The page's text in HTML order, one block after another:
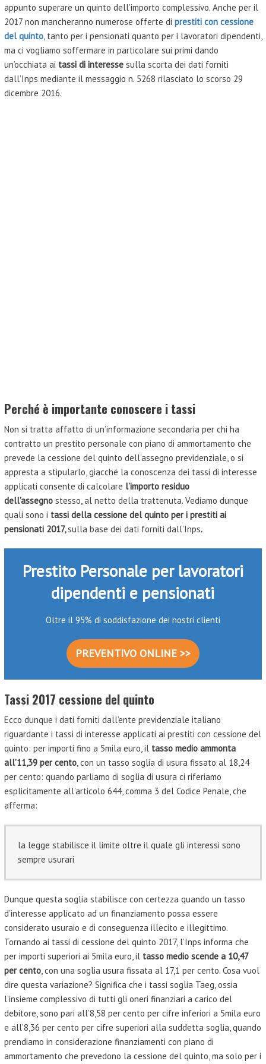
appunto superare un quinto dell’importo complessivo. Anche per il
2017 non mancheranno numerose offerte di prestiti con cessione
del quinto, tanto per i pensionati quanto per i lavoratori dipendenti,
ma ci vogliamo soffermare in particolare sui primi dando
un’occhiata ai tassi di interessesulla scorta dei dati forniti
dall’Inps mediante il messaggio n. 5268 rilasciato lo scorso 29
dicembre 2016.
Perché è importante conoscere i tassi
Non si tratta affatto di un’informazione secondaria per chi ha
contratto un prestito personale con piano di ammortamento che
prevede la cessione del quinto dell’assegno previdenziale, o si
appresta a stipularlo, giacché la conoscenza dei tassi di interesse
applicati consente di calcolare l’importo residuo
dell’assegnostesso, al netto della trattenuta. Vediamo dunque
quali sono i tassi della cessione del quinto per i prestiti ai
pensionati 2017,sulla base dei dati forniti dall’Inps.
Prestito Personale per lavoratori
dipendenti e pensionati
Oltre il 95% di soddisfazione dei nostri clienti
PREVENTIVO ONLINE >>
Tassi 2017 cessione del quinto
Ecco dunque i dati forniti dall’ente previdenziale italiano
riguardante i tassi di interesse applicati ai prestiti con cessione del
quinto: per importi fino a 5mila euro, il tasso medio ammonta
all’11,39 per cento, con un tasso soglia di usura fissato al 18,24
per cento: quando parliamo di soglia di usura ci riferiamo
esplicitamente all’articolo 644, comma 3 del Codice Penale, che
afferma:
la legge stabilisce il limite oltre il quale gli interessi sono
sempre usurari
Dunque questa soglia stabilisce con certezza quando un tasso
d’interesse applicato ad un finanziamento possa essere
considerato usuraio e di conseguenza illecito e illegittimo.
Tornando ai tassi di cessione del quinto 2017, l’Inps informa che
per importi superiori ai 5mila euro, il tasso medio scende a 10,47
per cento, con una soglia usura fissata al 17,1 per cento. Cosa vuol
dire questa variazione? Significa che i tassi soglia Taeg, ossia
l’insieme complessivo di tutti gli oneri finanziari a carico del
debitore, sono pari all’8,58 per cento per cifre inferiori a 5mila euro
e all’8,36 per cento per cifre superiori alla suddetta soglia, quando
prendiamo in considerazione finanziamenti con piano di
ammortamento che prevedono la cessione del quinto, ma solo per i